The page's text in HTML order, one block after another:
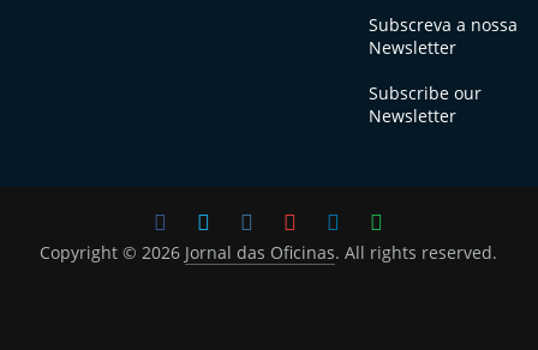
Subscreva a nossa
Newsletter
Subscribe our
Newsletter
Copyright © 2026 Jornal das Oficinas. All rights reserved.